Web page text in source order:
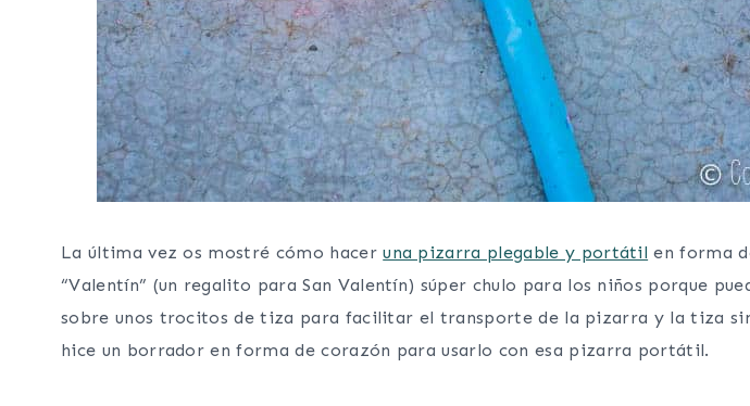
La última vez os mostré cómo haceruna pizarra plegable y portátil en forma
“Valentín” (un regalito para San Valentín) súper chulo para los niños porque
sobre unos trocitos de tiza para facilitar el transporte de la pizarra y la tiza
hice un borrador en forma de corazón para usarlo con esa pizarra portátil.